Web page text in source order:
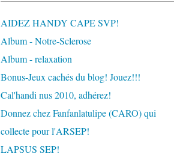
AIDEZ HANDY CAPE SVP!
Album - Notre-Sclerose
Album - relaxation
Bonus-Jeux cachés du blog! Jouez!!!
Cal'handi nus 2010, adhérez!
Donnez chez Fanfanlatulipe (CARO) qui
collecte pour l'ARSEP!
LAPSUS SEP!